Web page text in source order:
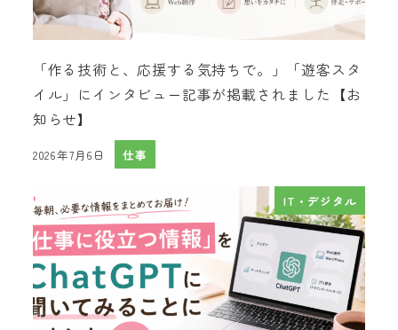
「作る技術と、応援する気持ちで。」「遊客スタ
イル」にインタビュー記事が掲載されました【お
知らせ】
投稿日
2026年7月6日 仕事
IT・デジタル